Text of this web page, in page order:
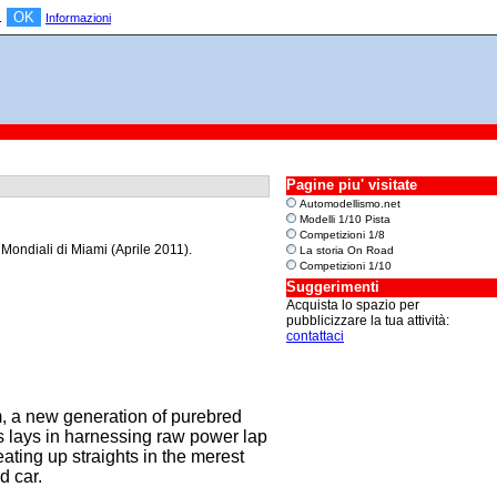
OK Informazioni
di Miami (Aprile 2011).
new generation of purebred
lays in harnessing raw power lap
up straights in the merest
car.
Pagine piu' visitate
Automodellismo.net
Modelli 1/10 Pista
Competizioni 1/8
La storia On Road
Competizioni 1/10
Suggerimenti
Acquista lo spazio per
pubblicizzare la tua attività:
contattaci